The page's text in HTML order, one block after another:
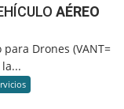
AÉREO
Drones (VANT=